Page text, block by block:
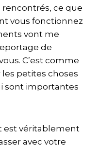
ce que
vous fonctionnez
vont me
de
C’est comme
petites choses
sont importantes
est véritablement
avec votre